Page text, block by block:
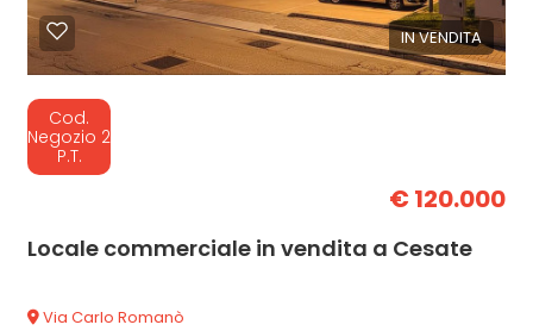
IN VENDITA
Cod.
Negozio 2
P.T.
€ 120.000
Locale commerciale in vendita a Cesate
Via Carlo Romanò